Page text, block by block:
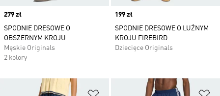
Price
279 zł
SPODNIE DRESOWE O
OBSZERNYM KROJU
Męskie Originals
2 kolory
Price
199 zł
SPODNIE DRESOWE O LUŹNYM
KROJU FIREBIRD
Dziecięce Originals
Dodaj do listy życzeń